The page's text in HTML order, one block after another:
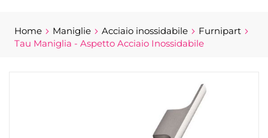
Home Maniglie Acciaio inossidabile
Furnipart
Tau Maniglia - Aspetto Acciaio Inossidabile